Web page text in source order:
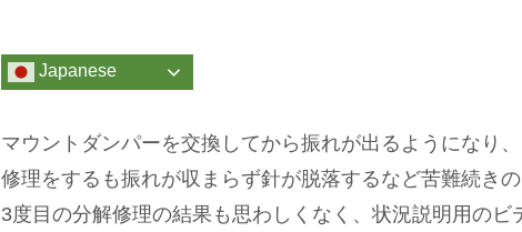
Japanese
マウントダンパーを交換してから振れが出るようになり、
修理をするも振れが収まらず針が脱落するなど苦難続き
3度目の分解修理の結果も思わしくなく、状況説明用のビ